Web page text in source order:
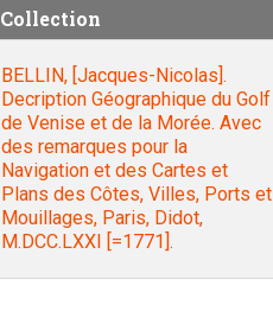
Collection
BELLIN, [Jacques-Nicolas].
Decription Géographique du Golf
de Venise et de la Morée. Avec
des remarques pour la
Navigation et des Cartes et
Plans des Côtes, Villes, Ports et
Mouillages, Paris, Didot,
M.DCC.LXXI [=1771].